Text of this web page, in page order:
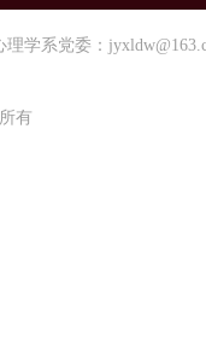
学系党委：
有